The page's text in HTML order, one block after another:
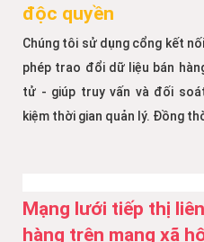
độc quyền
Chúng tôi sử dụng cổng kết
phép trao đổi dữ liệu bán
tử - giúp truy vấn và đối
kiệm thời gian quản lý. Đồng
Mạng lưới tiếp thị
hàng trên mạng xã